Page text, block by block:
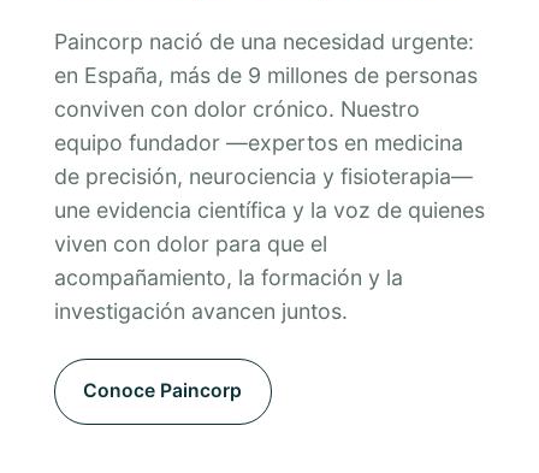
Paincorp nació de una necesidad urgente:
en España, más de 9 millones de personas
conviven con dolor crónico. Nuestro
equipo fundador —expertos en medicina
de precisión, neurociencia y fisioterapia—
une evidencia científica y la voz de quienes
viven con dolor para que el
acompañamiento, la formación y la
investigación avancen juntos.
Conoce Paincorp